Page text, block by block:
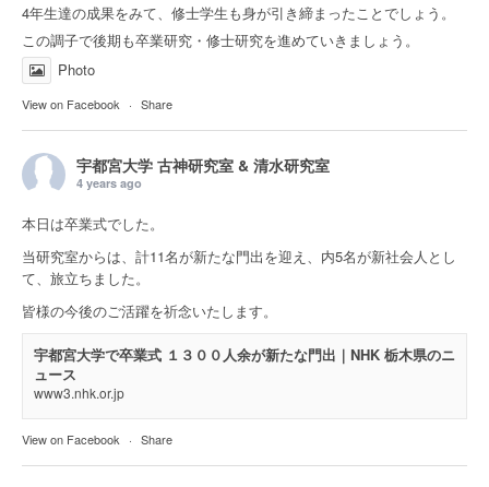
4年生達の成果をみて、修士学生も身が引き締まったことでしょう。
この調子で後期も卒業研究・修士研究を進めていきましょう。
Photo
View on Facebook · Share
宇都宮大学 古神研究室 & 清水研究室
4 years ago
本日は卒業式でした。
当研究室からは、計11名が新たな門出を迎え、内5名が新社会人とし
て、旅立ちました。
皆様の今後のご活躍を祈念いたします。
宇都宮大学で卒業式 １３００人余が新たな門出｜NHK 栃木県のニ
ュース
www3.nhk.or.jp
View on Facebook · Share